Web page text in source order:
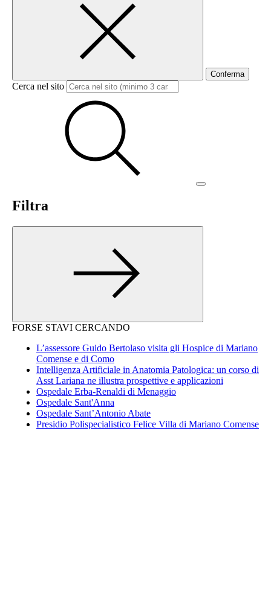
Conferma
Cerca nel sito
Filtra
FORSE STAVI CERCANDO
L’assessore Guido Bertolaso visita gli Hospice di Mariano
Comense e di Como
Intelligenza Artificiale in Anatomia Patologica: un corso di
Asst Lariana ne illustra prospettive e applicazioni
Ospedale Erba-Renaldi di Menaggio
Ospedale Sant'Anna
Ospedale Sant’Antonio Abate
Presidio Polispecialistico Felice Villa di Mariano Comense